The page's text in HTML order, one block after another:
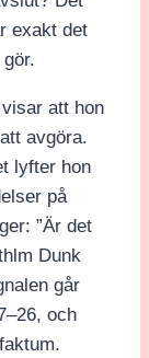
exakt det
att hon
avgöra.
lyfter hon
på
”Är det
Dunk
går
och